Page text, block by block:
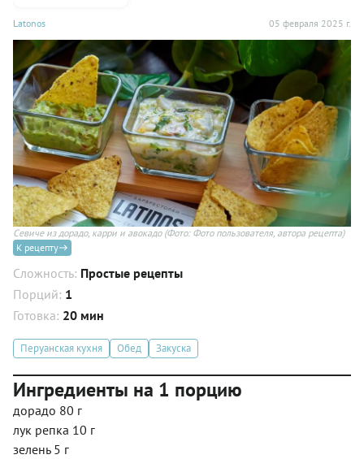
Latonos 05 февраля 2025 г.
Севиче из дорадо, карри и авокадо(Фото: Фото пользователя, автора рецепта)
К рецепту
Сложность: Простые рецепты
Порций: 1
Готовка: 20 мин
Перуанская кухня Обед Закуска
Ингредиенты на 1 порцию
дорадо 80 г
лук репка 10 г
зелень 5 г